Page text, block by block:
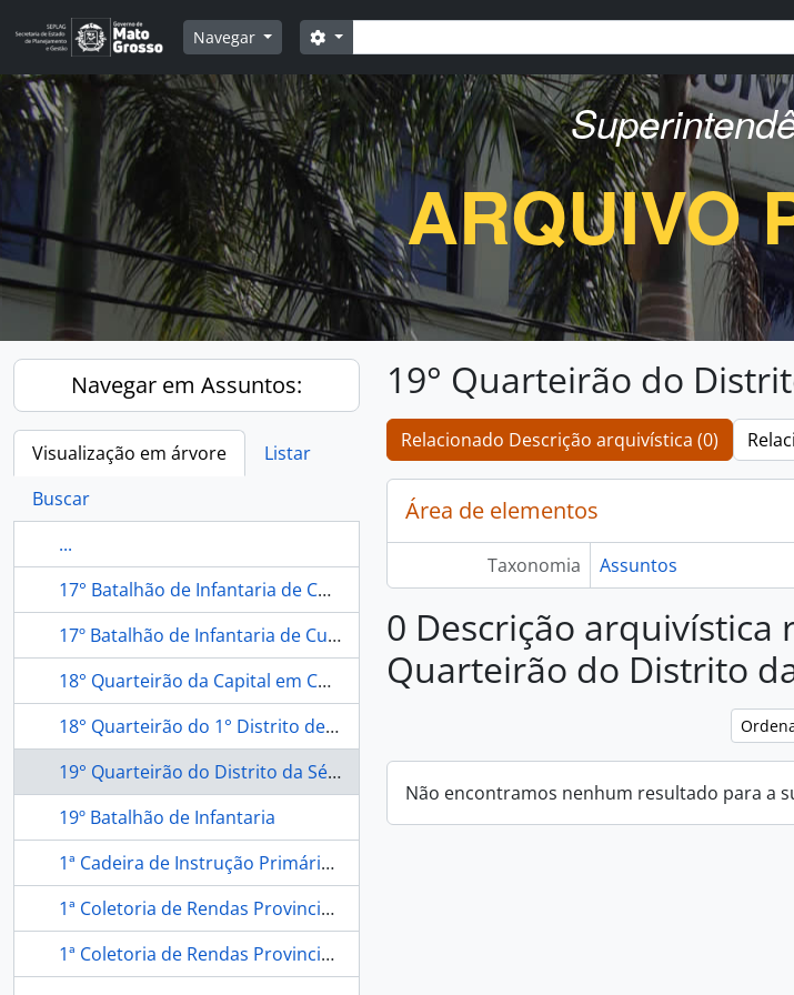
Skip to main content
Navegar
Buscar
Opções de busca
ARQUIVO
Navegar em Assuntos:
Visualização em árvore
Listar
Buscar
...
17° Batalhão de Infantaria de Cuiabá
17º Batalhão de Infantaria de Cuiabá
18° Quarteirão da Capital em Cuiabá
18° Quarteirão do 1° Distrito de Cuiabá
19° Quarteirão do Distrito da Sé em Cuiabá
19º Batalhão de Infantaria
1ª Cadeira de Instrução Primária do Sexo Masculino de Cuiabá
1ª Coletoria de Rendas Provinciais
1ª Coletoria de Rendas Provinciais de Cuiabá
19° Quarteirão do
Relacionado Descrição arquivística (0)
Área de elementos
Taxonomia Assuntos
0 Descrição arquivística
Quarteirão do Distrito
Não encontramos nenhum resultado para a